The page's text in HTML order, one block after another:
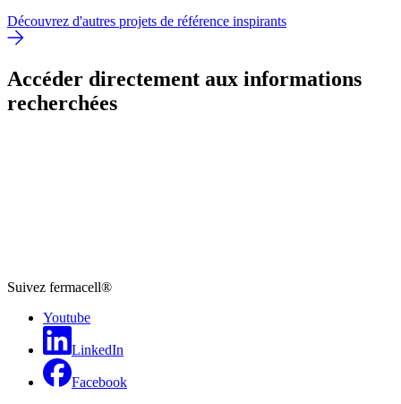
Découvrez d'autres projets de référence inspirants
Accéder directement aux informations
recherchées
Suivez fermacell®
Youtube
LinkedIn
Facebook